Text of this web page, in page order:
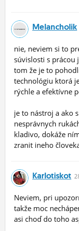
Melancholik
nie, neviem si to
súvislosti s prácou
tom že je to
technológiu ktorá
rýchle a efektívne
je to nástroj a ako
nesprávnych
kladivo, dokáže
zranit ineho
Karlotiskot
Neviem, pri
takže moc
asi choď do toho